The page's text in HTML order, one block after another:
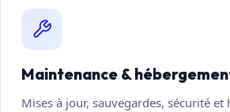
Maintenance &
Mises à jour, sauvegardes, sécurité et